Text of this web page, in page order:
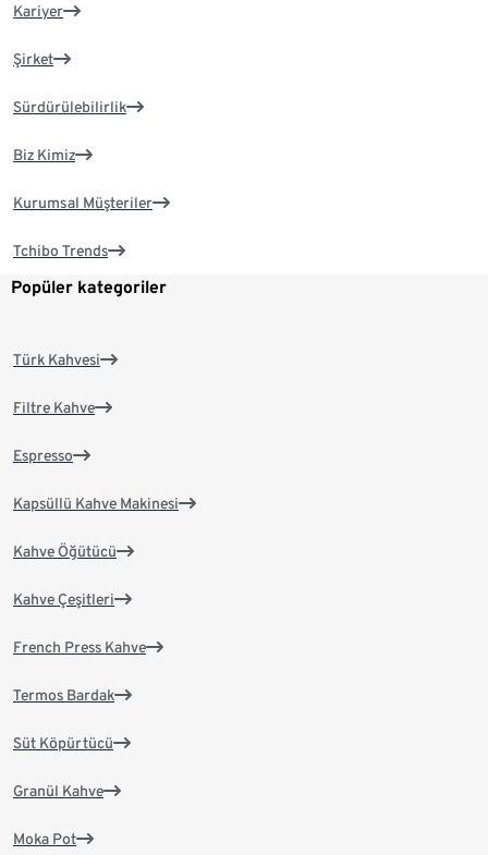
Kariyer
Şirket
Sürdürülebilirlik
Biz Kimiz
Kurumsal Müşteriler
Tchibo Trends
Popüler kategoriler
Türk Kahvesi
Filtre Kahve
Espresso
Kapsüllü Kahve Makinesi
Kahve Öğütücü
Kahve Çeşitleri
French Press Kahve
Termos Bardak
Süt Köpürtücü
Granül Kahve
Moka Pot